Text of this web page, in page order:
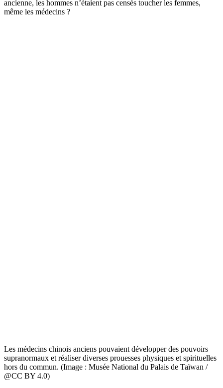
ancienne, les hommes n’étaient pas censés toucher les femmes,
même les médecins ?
Les médecins chinois anciens pouvaient développer des pouvoirs
supranormaux et réaliser diverses prouesses physiques et spirituelles
hors du commun. (Image : Musée National du Palais de Taïwan /
@CC BY 4.0)